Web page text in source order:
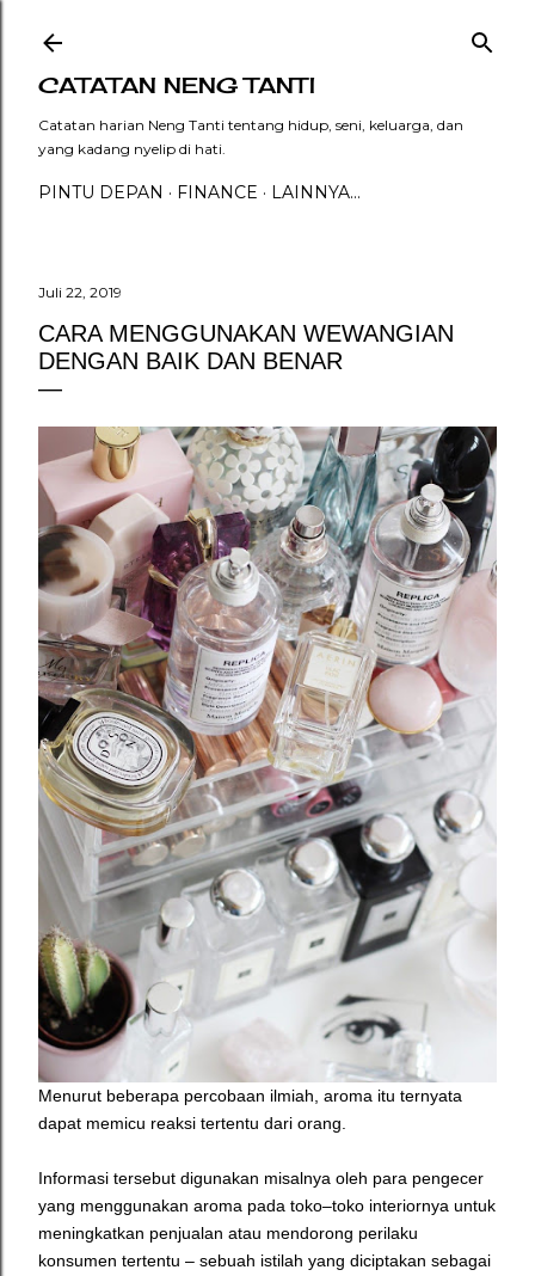
CATATAN NENG TANTI
Catatan harian Neng Tanti tentang hidup, seni, keluarga, dan
yang kadang nyelip di hati.
PINTU DEPAN FINANCE LAINNYA…
Juli 22, 2019
CARA MENGGUNAKAN WEWANGIAN
DENGAN BAIK DAN BENAR
Menurut beberapa percobaan ilmiah, aroma itu ternyata
dapat memicu reaksi tertentu dari orang.
Informasi tersebut digunakan misalnya oleh para pengecer
yang menggunakan aroma pada toko–toko interiornya untuk
meningkatkan penjualan atau mendorong perilaku
konsumen tertentu – sebuah istilah yang diciptakan sebagai